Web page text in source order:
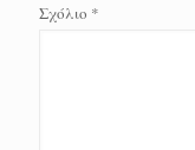
Σχόλιο *